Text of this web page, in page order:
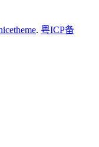
. 粤ICP备